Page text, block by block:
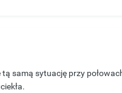
samą sytuację przy